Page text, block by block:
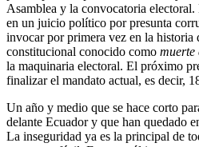
Asamblea y la convocatoria electoral.
en un juicio político por presunta
invocar por primera vez en la historia
constitucional conocido como muerte
la maquinaria electoral. El próximo
finalizar el mandato actual, es decir,
Un año y medio que se hace corto
delante Ecuador y que han quedado
La inseguridad ya es la principal de